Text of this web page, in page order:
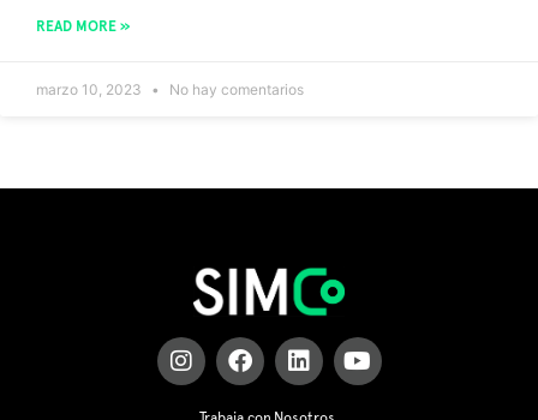
READ MORE »
marzo 10, 2023 No hay comentarios